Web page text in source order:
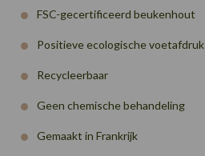
FSC-gecertificeerd beukenhout
Positieve ecologische voetafdruk
Recycleerbaar
Geen chemische behandeling
Gemaakt in Frankrijk